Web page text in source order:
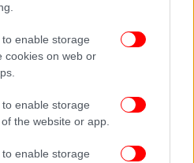
enable storage
cookies on web or
enable storage
the website or app.
enable storage
της Aegean και της
σε αυτές τις 11